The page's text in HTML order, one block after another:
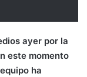
ayer por la
este momento
ha